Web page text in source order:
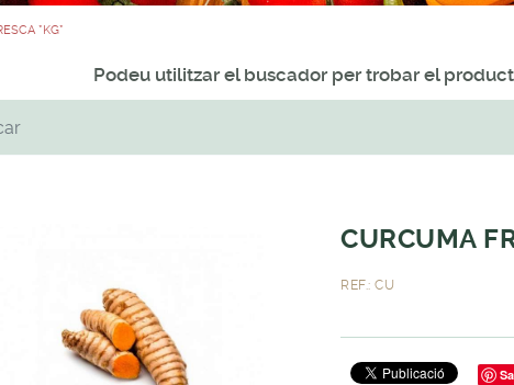
*KG*
Podeu utilitzar el buscador per trobar el
CURCUMA
REF.: CU